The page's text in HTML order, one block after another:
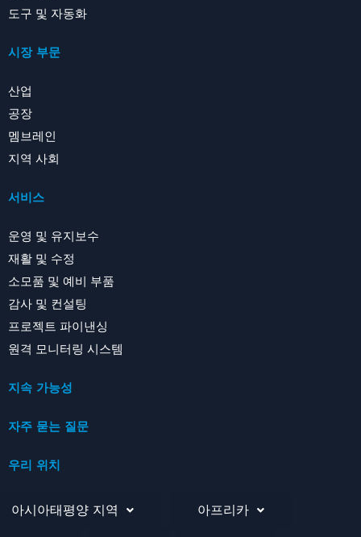
도구 및 자동화
시장 부문
산업
공장
멤브레인
지역 사회
서비스
운영 및 유지보수
재활 및 수정
소모품 및 예비 부품
감사 및 컨설팅
프로젝트 파이낸싱
원격 모니터링 시스템
지속 가능성
자주 묻는 질문
우리 위치
아시아태평양 지역 아프리카